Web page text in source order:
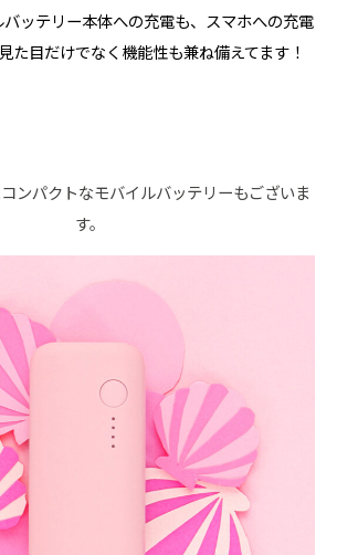
ッテリー本体への充電も、スマホへの充電
た目だけでなく機能性も兼ね備えてます！
ンパクトなモバイルバッテリーもございま
す。